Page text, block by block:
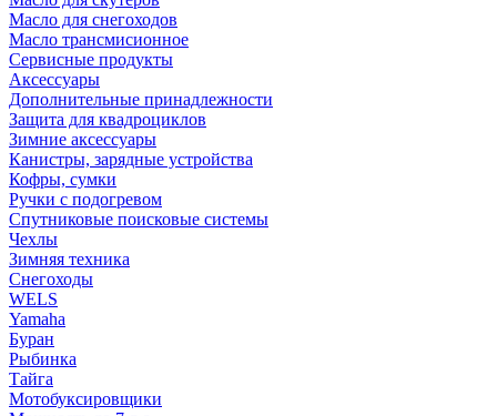
Масло для снегоходов
Масло трансмисионное
Сервисные продукты
Аксессуары
Дополнительные принадлежности
Защита для квадроциклов
Зимние аксессуары
Канистры, зарядные устройства
Кофры, сумки
Ручки с подогревом
Спутниковые поисковые системы
Чехлы
Зимняя техника
Снегоходы
WELS
Yamaha
Буран
Рыбинка
Тайга
Мотобуксировщики